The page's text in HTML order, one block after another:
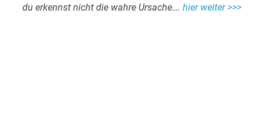
du erkennst nicht die wahre Ursache…. hier weiter >>>